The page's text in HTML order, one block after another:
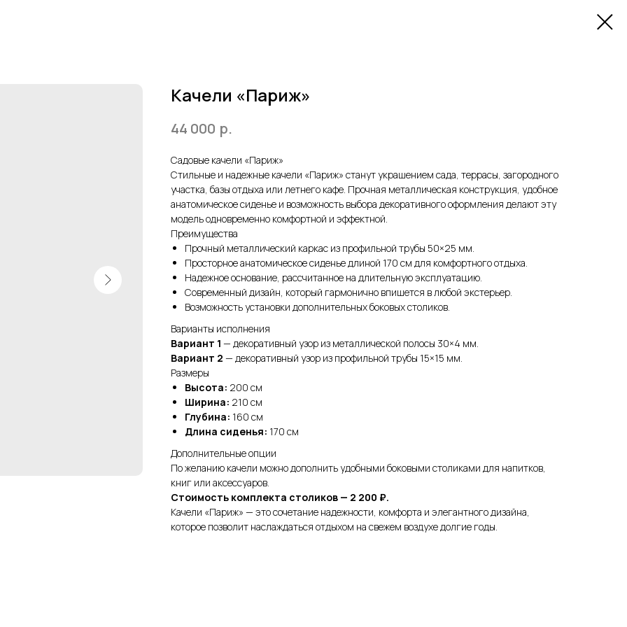
Качели «Париж»
44 000 р.
Садовые качели «Париж»
Стильные и надежные качели «Париж» станут украшением сада, террасы, загородного
участка, базы отдыха или летнего кафе. Прочная металлическая конструкция, удобное
анатомическое сиденье и возможность выбора декоративного оформления делают эту
модель одновременно комфортной и эффектной.
Преимущества
Прочный металлический каркас из профильной трубы 50×25 мм.
Просторное анатомическое сиденье длиной 170 см для комфортного отдыха.
Надежное основание, рассчитанное на длительную эксплуатацию.
Современный дизайн, который гармонично впишется в любой экстерьер.
Возможность установки дополнительных боковых столиков.
Варианты исполнения
Вариант 1 — декоративный узор из металлической полосы 30×4 мм.
Вариант 2 — декоративный узор из профильной трубы 15×15 мм.
Размеры
Высота: 200 см
Ширина: 210 см
Глубина: 160 см
Длина сиденья: 170 см
Дополнительные опции
По желанию качели можно дополнить удобными боковыми столиками для напитков,
книг или аксессуаров.
Стоимость комплекта столиков — 2 200 ₽.
Качели «Париж» — это сочетание надежности, комфорта и элегантного дизайна,
которое позволит наслаждаться отдыхом на свежем воздухе долгие годы.